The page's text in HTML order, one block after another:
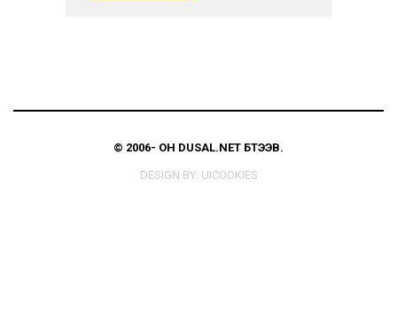
© 2006- ОН DUSAL.NET БҮТЭЭВ.
DESIGN BY: UICOOKIES